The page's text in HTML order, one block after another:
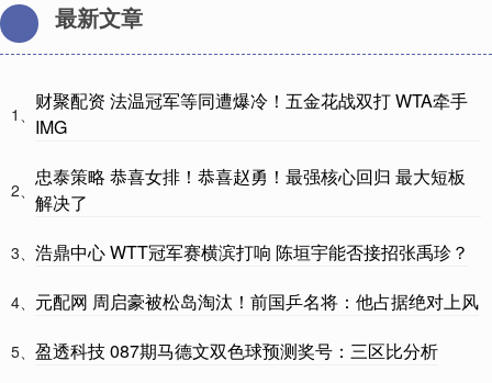
最新文章
1、
财聚配资 法温冠军等同遭爆冷！五金花战双打 WTA牵手
IMG
2、
忠泰策略 恭喜女排！恭喜赵勇！最强核心回归 最大短板
解决了
3、 浩鼎中心 WTT冠军赛横滨打响 陈垣宇能否接招张禹珍？
4、 元配网 周启豪被松岛淘汰！前国乒名将：他占据绝对上风
5、 盈透科技 087期马德文双色球预测奖号：三区比分析